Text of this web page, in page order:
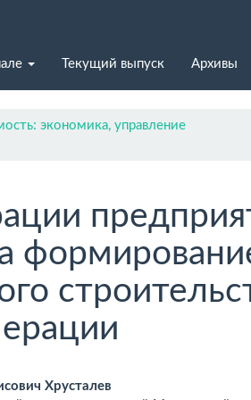
Текущий выпуск Архивы
экономика, управление
Хрусталев